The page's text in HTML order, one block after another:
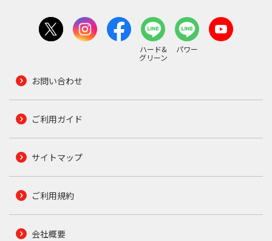
ハード&
グリーン
パワー
お問い合わせ
ご利用ガイド
サイトマップ
ご利用規約
会社概要